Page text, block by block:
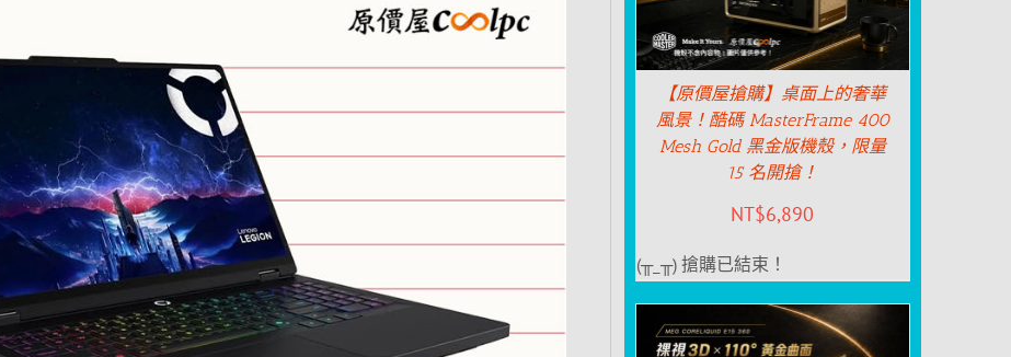
【原價屋搶購】桌面上的奢華
風景！酷碼 MasterFrame 400
Mesh Gold 黑金版機殼，限量
15 名開搶！
NT$6,890
(╥_╥) 搶購已結束！